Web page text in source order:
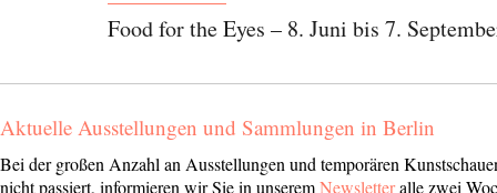
Food for the Eyes – 8. Juni bis 7.
Aktuelle Ausstellungen und Sammlungen in Berlin
Bei der großen Anzahl an Ausstellungen und temporären
nicht passiert, informieren wir Sie in unseremNewsletteralle zwei